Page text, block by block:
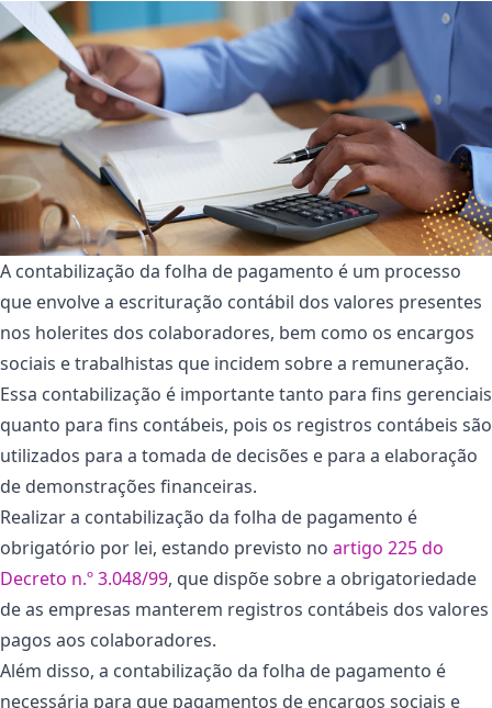
A contabilização da folha de pagamento é um processo
que envolve a escrituração contábil dos valores presentes
nos holerites dos colaboradores, bem como os encargos
sociais e trabalhistas que incidem sobre a remuneração.
Essa contabilização é importante tanto para fins gerenciais
quanto para fins contábeis, pois os registros contábeis são
utilizados para a tomada de decisões e para a elaboração
de demonstrações financeiras.
Realizar a contabilização da folha de pagamento é
obrigatório por lei, estando previsto no artigo 225 do
Decreto n.º 3.048/99, que dispõe sobre a obrigatoriedade
de as empresas manterem registros contábeis dos valores
pagos aos colaboradores.
Além disso, a contabilização da folha de pagamento é
necessária para que pagamentos de encargos sociais e